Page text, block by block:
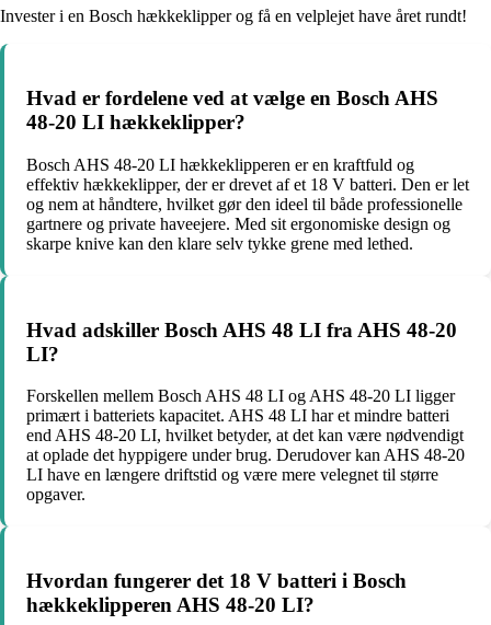
Invester i en Bosch hækkeklipper og få en velplejet have året rundt!
Hvad er fordelene ved at vælge en Bosch AHS
48-20 LI hækkeklipper?
Bosch AHS 48-20 LI hækkeklipperen er en kraftfuld og
effektiv hækkeklipper, der er drevet af et 18 V batteri. Den er let
og nem at håndtere, hvilket gør den ideel til både professionelle
gartnere og private haveejere. Med sit ergonomiske design og
skarpe knive kan den klare selv tykke grene med lethed.
Hvad adskiller Bosch AHS 48 LI fra AHS 48-20
LI?
Forskellen mellem Bosch AHS 48 LI og AHS 48-20 LI ligger
primært i batteriets kapacitet. AHS 48 LI har et mindre batteri
end AHS 48-20 LI, hvilket betyder, at det kan være nødvendigt
at oplade det hyppigere under brug. Derudover kan AHS 48-20
LI have en længere driftstid og være mere velegnet til større
opgaver.
Hvordan fungerer det 18 V batteri i Bosch
hækkeklipperen AHS 48-20 LI?